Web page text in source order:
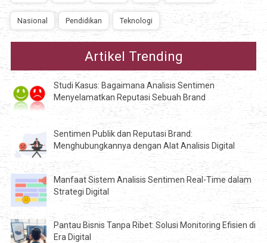
Nasional Pendidikan Teknologi
Artikel Trending
Studi Kasus: Bagaimana Analisis Sentimen
Menyelamatkan Reputasi Sebuah Brand
Sentimen Publik dan Reputasi Brand:
Menghubungkannya dengan Alat Analisis Digital
Manfaat Sistem Analisis Sentimen Real-Time dalam
Strategi Digital
Pantau Bisnis Tanpa Ribet: Solusi Monitoring Efisien di
Era Digital